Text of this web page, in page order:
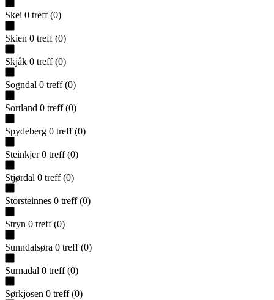
Skei 0 treff (0)
Skien 0 treff (0)
Skjåk 0 treff (0)
Sogndal 0 treff (0)
Sortland 0 treff (0)
Spydeberg 0 treff (0)
Steinkjer 0 treff (0)
Stjørdal 0 treff (0)
Storsteinnes 0 treff (0)
Stryn 0 treff (0)
Sunndalsøra 0 treff (0)
Surnadal 0 treff (0)
Sørkjosen 0 treff (0)